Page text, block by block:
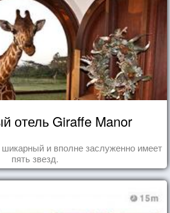
отель Giraffe Manor
и вполне заслуженно имеет
пять звезд.